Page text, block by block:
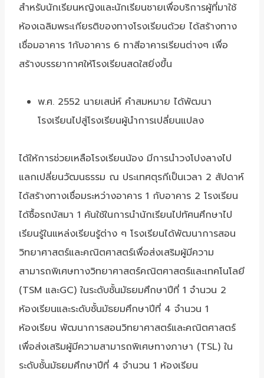
สำหรับนักเรียนหญิงและนักเรียนชายเพื่อบริการผู้ที่มาใช้
ห้องเฉลิมพระเกียรติของทางโรงเรียนด้วย ได้สร้างทาง
เชื่อมอาคาร 1กับอาคาร 6 ทาสีอาคารเรียนต่างๆ เพื่อ
สร้างบรรยากาศให้โรงเรียนสดใสยิ่งขึ้น
พ.ศ. 2552 นายเสน่ห์ คำสมหมาย ได้พัฒนา
โรงเรียนไปสู่โรงเรียนผู้นำการเปลี่ยนแปลง
ได้ให้การช่วยเหลือโรงเรียนน้อง มีการนำวงโปงลางไป
แลกเปลี่ยนวัฒนธรรม ณ ประเทศตุรกีเป็นเวลา 2 สัปดาห์
ได้สร้างทางเชื่อมระหว่างอาคาร 1 กับอาคาร 2 โรงเรียน
ได้ซื้อรถบัสมา 1 คันใช้ในการนำนักเรียนไปทัศนศึกษาไป
เรียนรู้ในแหล่งเรียนรู้ต่าง ๆ โรงเรียนได้พัฒนาการสอน
วิทยาศาสตร์และคณิตศาสตร์เพื่อส่งเสริมผู้มีความ
สามารถพิเศษทางวิทยาศาสตร์คณิตศาสตร์และเทคโนโลยี
(TSM และGC) ในระดับชั้นมัธยมศึกษาปีที่ 1 จำนวน 2
ห้องเรียนและระดับชั้นมัธยมศึกษาปีที่ 4 จำนวน 1
ห้องเรียน พัฒนาการสอนวิทยาศาสตร์และคณิตศาสตร์
เพื่อส่งเสริมผู้มีความสามารถพิเศษทางภาษา (TSL) ใน
ระดับชั้นมัธยมศึกษาปีที่ 4 จำนวน 1 ห้องเรียน